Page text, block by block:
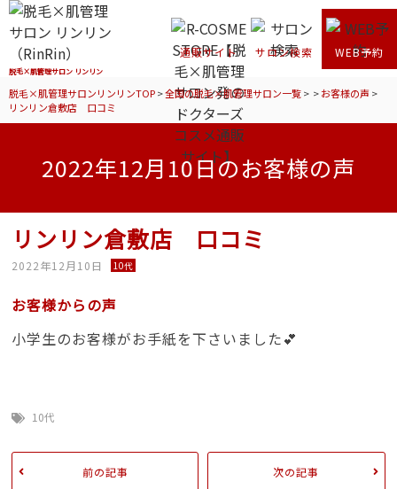
脱毛×肌管理サロン リンリン
通販サイト サロン検索 WEB予約
脱毛×肌管理サロンリンリンTOP>全国の脱毛×肌管理サロン一覧> >お客様の声 >
リンリン倉敷店 口コミ
2022年12月10日のお客様の声
リンリン倉敷店 口コミ
2022年12月10日 10代
お客様からの声
小学生のお客様がお手紙を下さいました💕
10代
前の記事 次の記事